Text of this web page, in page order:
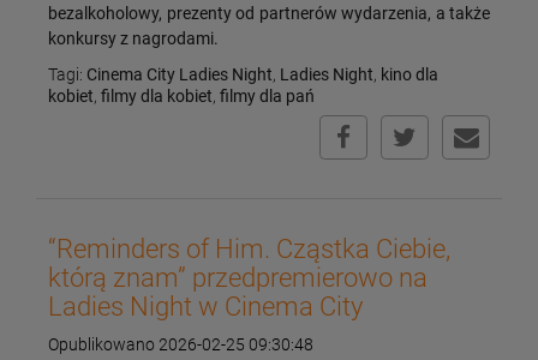
bezalkoholowy, prezenty od partnerów wydarzenia, a także
konkursy z nagrodami.
Tagi: Cinema City Ladies Night, Ladies Night, kino dla
kobiet, filmy dla kobiet, filmy dla pań
“Reminders of Him. Cząstka Ciebie,
którą znam” przedpremierowo na
Ladies Night w Cinema City
Opublikowano 2026-02-25 09:30:48